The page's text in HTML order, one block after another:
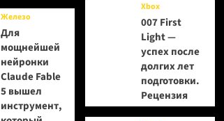
Железо
Для
мощнейшей
нейронки
Claude Fable
5 вышел
инструмент,
Xbox
007 First
Light —
успех после
долгих лет
подготовки.
Рецензия